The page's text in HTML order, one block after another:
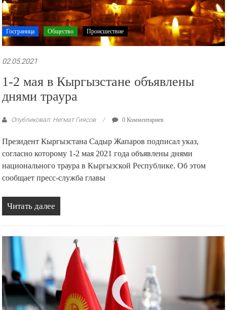
Госграница Общество Происшествие
02.05.2021
1-2 мая в Кыргызстане объявлены
днями траура
Опубликовал: Негмат Гиясов 0 Комментариев
Президент Кыргызстана Садыр Жапаров подписал указ,
согласно которому 1-2 мая 2021 года объявлены днями
национального траура в Кыргызской Республике. Об этом
сообщает пресс-служба главы
Читать далее